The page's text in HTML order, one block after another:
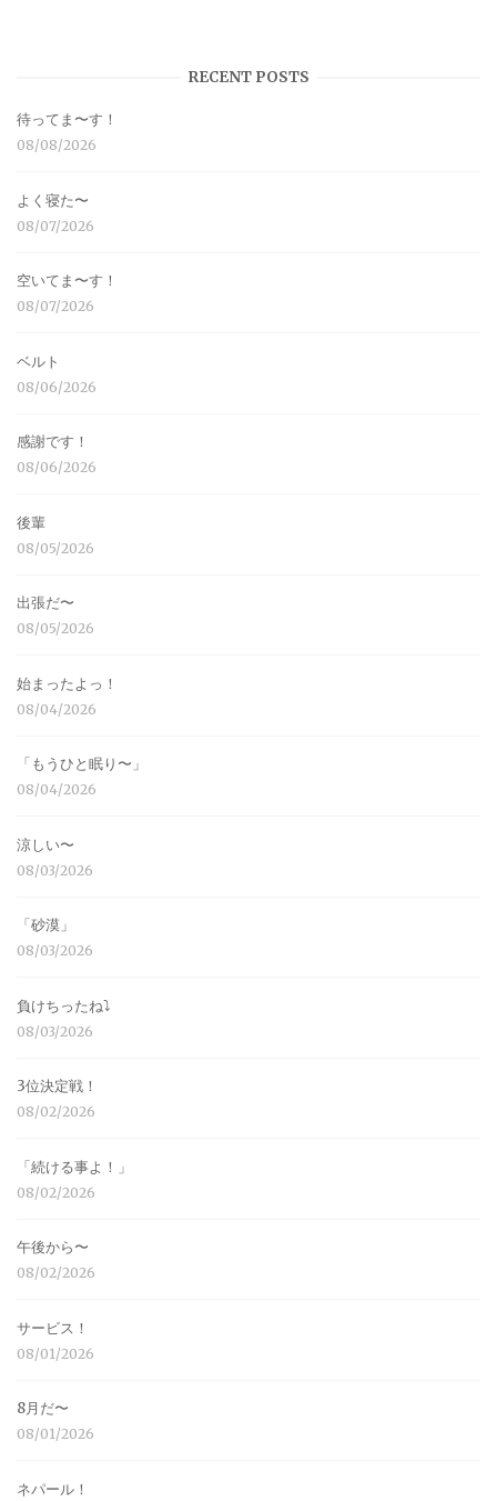
RECENT POSTS
待ってま〜す！
08/08/2026
よく寝た〜
08/07/2026
空いてま〜す！
08/07/2026
ベルト
08/06/2026
感謝です！
08/06/2026
後輩
08/05/2026
出張だ〜
08/05/2026
始まったよっ！
08/04/2026
「もうひと眠り〜」
08/04/2026
涼しい〜
08/03/2026
「砂漠」
08/03/2026
負けちったね⤵︎
08/03/2026
3位決定戦！
08/02/2026
「続ける事よ！」
08/02/2026
午後から〜
08/02/2026
サービス！
08/01/2026
8月だ〜
08/01/2026
ネパール！